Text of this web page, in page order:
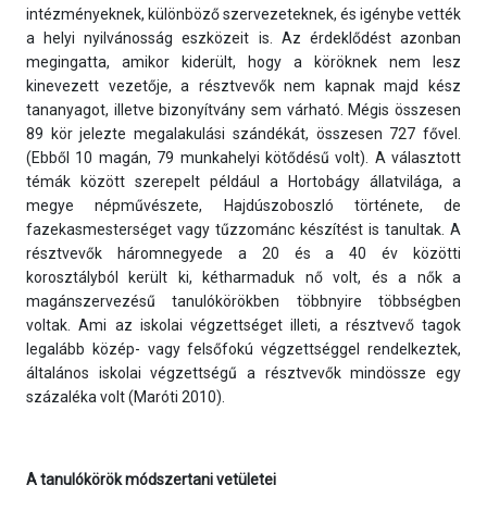
intézményeknek, különböző szervezeteknek, és igénybe vették
a helyi nyilvánosság eszközeit is. Az érdeklődést azonban
megingatta, amikor kiderült, hogy a köröknek nem lesz
kinevezett vezetője, a résztvevők nem kapnak majd kész
tananyagot, illetve bizonyítvány sem várható. Mégis összesen
89 kör jelezte megalakulási szándékát, összesen 727 fővel.
(Ebből 10 magán, 79 munkahelyi kötődésű volt). A választott
témák között szerepelt például a Hortobágy állatvilága, a
megye népművészete, Hajdúszoboszló története, de
fazekasmesterséget vagy tűzzománc készítést is tanultak. A
résztvevők háromnegyede a 20 és a 40 év közötti
korosztályból került ki, kétharmaduk nő volt, és a nők a
magánszervezésű tanulókörökben többnyire többségben
voltak. Ami az iskolai végzettséget illeti, a résztvevő tagok
legalább közép- vagy felsőfokú végzettséggel rendelkeztek,
általános iskolai végzettségű a résztvevők mindössze egy
százaléka volt (Maróti 2010).
A tanulókörök módszertani vetületei